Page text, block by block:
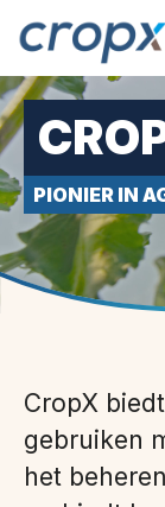
PIONIER IN
CropX
gebruiken
het